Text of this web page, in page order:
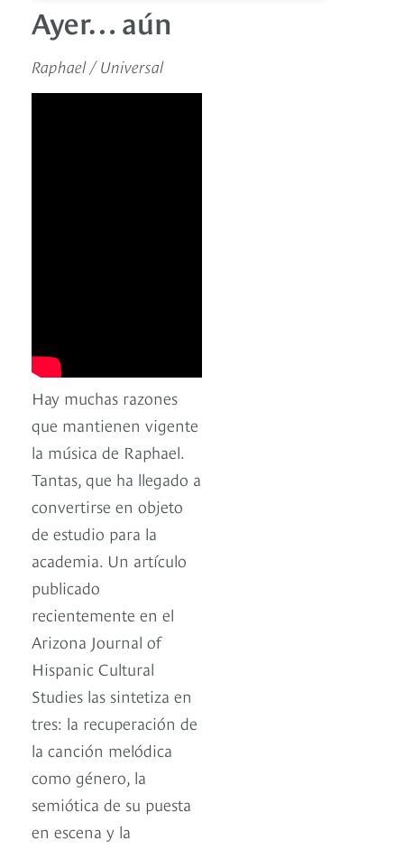
Ayer… aún
Raphael / Universal
Hay muchas razones
que mantienen vigente
la música de Raphael.
Tantas, que ha llegado a
convertirse en objeto
de estudio para la
academia. Un artículo
publicado
recientemente en el
Arizona Journal of
Hispanic Cultural
Studies las sintetiza en
tres: la recuperación de
la canción melódica
como género, la
semiótica de su puesta
en escena y la